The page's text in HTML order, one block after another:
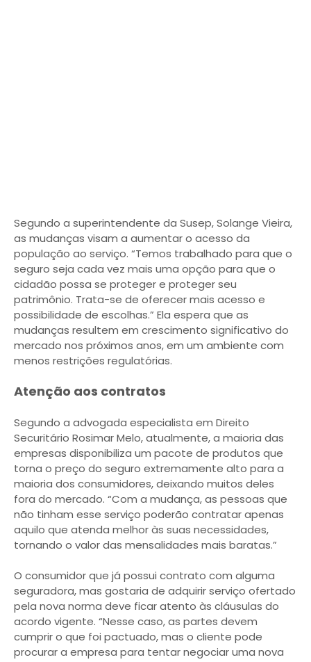
Segundo a superintendente da Susep, Solange Vieira,
as mudanças visam a aumentar o acesso da
população ao serviço. “Temos trabalhado para que o
seguro seja cada vez mais uma opção para que o
cidadão possa se proteger e proteger seu
patrimônio. Trata-se de oferecer mais acesso e
possibilidade de escolhas.” Ela espera que as
mudanças resultem em crescimento significativo do
mercado nos próximos anos, em um ambiente com
menos restrições regulatórias.
Atenção aos contratos
Segundo a advogada especialista em Direito
Securitário Rosimar Melo, atualmente, a maioria das
empresas disponibiliza um pacote de produtos que
torna o preço do seguro extremamente alto para a
maioria dos consumidores, deixando muitos deles
fora do mercado. “Com a mudança, as pessoas que
não tinham esse serviço poderão contratar apenas
aquilo que atenda melhor às suas necessidades,
tornando o valor das mensalidades mais baratas.”
O consumidor que já possui contrato com alguma
seguradora, mas gostaria de adquirir serviço ofertado
pela nova norma deve ficar atento às cláusulas do
acordo vigente. “Nesse caso, as partes devem
cumprir o que foi pactuado, mas o cliente pode
procurar a empresa para tentar negociar uma nova